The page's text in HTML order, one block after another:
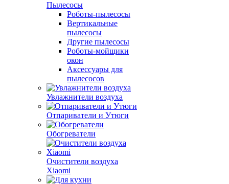
Пылесосы
Роботы-пылесосы
Вертикальные
пылесосы
Другие пылесосы
Роботы-мойщики
окон
Аксессуары для
пылесосов
Увлажнители воздуха
Отпариватели и Утюги
Обогреватели
Очистители воздуха
Xiaomi